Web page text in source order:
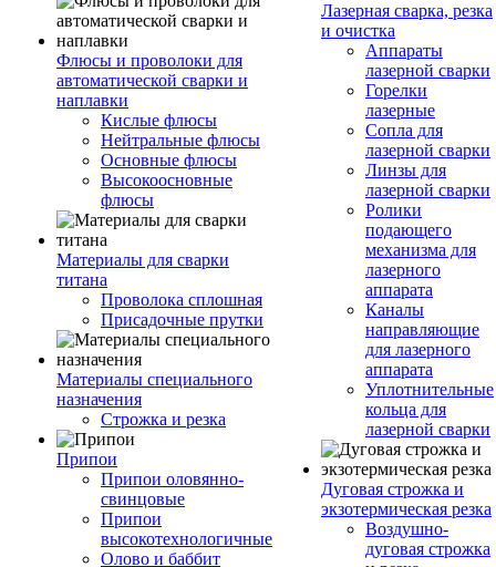
Флюсы и проволоки для
автоматической сварки и
наплавки
Кислые флюсы
Нейтральные флюсы
Основные флюсы
Высокоосновные
флюсы
Материалы для сварки
титана
Проволока сплошная
Присадочные прутки
Материалы специального
назначения
Строжка и резка
Припои
Припои оловянно-
свинцовые
Припои
высокотехнологичные
Олово и баббит
Лазерная сварка, резка
и очистка
Аппараты
лазерной сварки
Горелки
лазерные
Сопла для
лазерной сварки
Линзы для
лазерной сварки
Ролики
подающего
механизма для
лазерного
аппарата
Каналы
направляющие
для лазерного
аппарата
Уплотнительные
кольца для
лазерной сварки
Дуговая строжка и
экзотермическая резка
Воздушно-
дуговая строжка